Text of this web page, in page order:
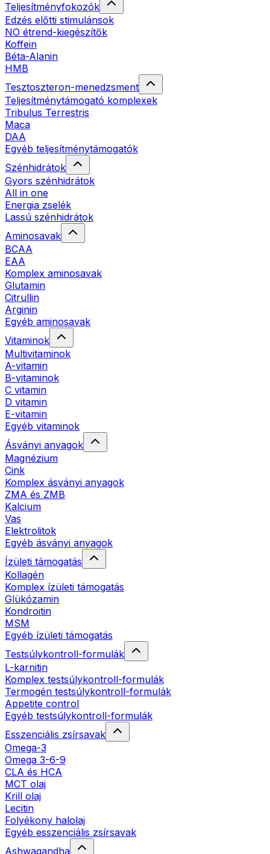
Teljesítményfokozók
Edzés előtti stimulánsok
NO étrend-kiegészítők
Koffein
Béta-Alanin
HMB
Tesztoszteron-menedzsment
Teljesítménytámogató komplexek
Tribulus Terrestris
Maca
DAA
Egyéb teljesítménytámogatók
Szénhidrátok
Gyors szénhidrátok
All in one
Energia zselék
Lassú szénhidrátok
Aminosavak
BCAA
EAA
Komplex aminosavak
Glutamin
Citrullin
Arginin
Egyéb aminosavak
Vitaminok
Multivitaminok
A-vitamin
B-vitaminok
C vitamin
D vitamin
E-vitamin
Egyéb vitaminok
Ásványi anyagok
Magnézium
Cink
Komplex ásványi anyagok
ZMA és ZMB
Kalcium
Vas
Elektrolitok
Egyéb ásványi anyagok
Ízületi támogatás
Kollagén
Komplex ízületi támogatás
Glükózamin
Kondroitin
MSM
Egyéb ízületi támogatás
Testsúlykontroll-formulák
L-karnitin
Komplex testsúlykontroll-formulák
Termogén testsúlykontroll-formulák
Appetite control
Egyéb testsúlykontroll-formulák
Esszenciális zsírsavak
Omega-3
Omega 3-6-9
CLA és HCA
MCT olaj
Krill olaj
Lecitin
Folyékony halolaj
Egyéb esszenciális zsírsavak
Ashwagandha